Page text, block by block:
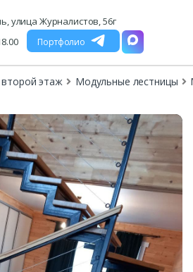
улица Журналистов, 56г
Портфолио
этаж Модульные лестницы